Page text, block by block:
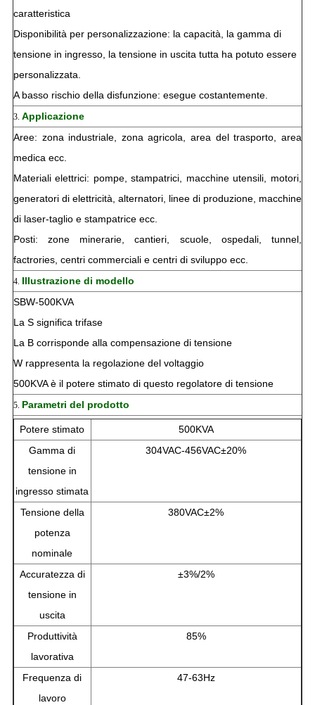
caratteristica
Disponibilità per personalizzazione: la capacità, la gamma di
tensione in ingresso, la tensione in uscita tutta ha potuto essere
personalizzata.
A basso rischio della disfunzione: esegue costantemente.
3. Applicazione
Aree: zona industriale, zona agricola, area del trasporto, area
medica ecc.
Materiali elettrici: pompe, stampatrici, macchine utensili, motori,
generatori di elettricità, alternatori, linee di produzione, macchine
di laser-taglio e stampatrice ecc.
Posti: zone minerarie, cantieri, scuole, ospedali, tunnel,
factrories, centri commerciali e centri di sviluppo ecc.
4. Illustrazione di modello
SBW-500KVA
La S significa trifase
La B corrisponde alla compensazione di tensione
W rappresenta la regolazione del voltaggio
500KVA è il potere stimato di questo regolatore di tensione
5. Parametri del prodotto
Potere stimato
500KVA
Gamma di
tensione in
ingresso stimata
304VAC-456VAC±20%
Tensione della
potenza
nominale
380VAC±2%
Accuratezza di
tensione in
uscita
±3%/2%
Produttività
lavorativa
85%
Frequenza di
lavoro
47-63Hz